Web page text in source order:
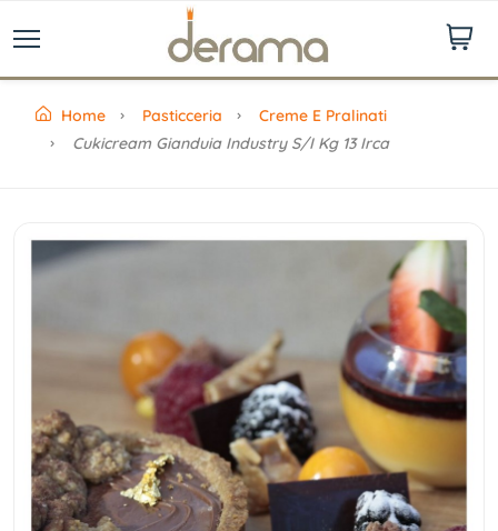
Home Pasticceria
Creme E Pralinati
Cukicream Gianduia Industry S/i Kg 13 Irca